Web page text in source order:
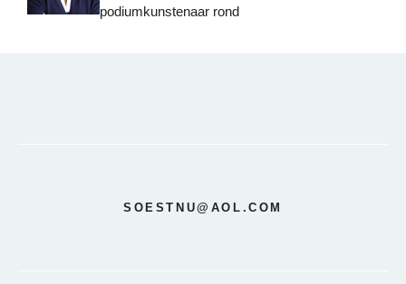
podiumkunstenaar rond
SOESTNU@AOL.COM